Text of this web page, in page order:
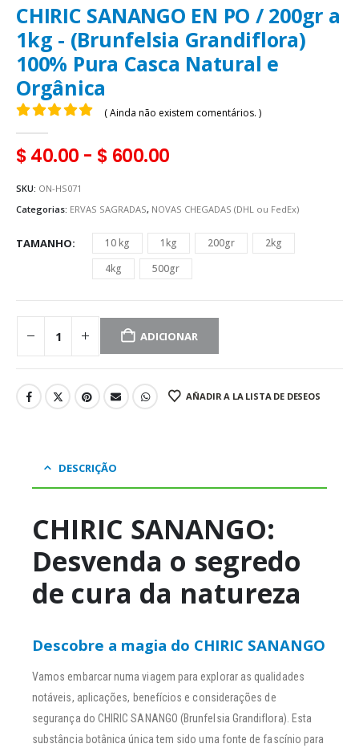
CHIRIC SANANGO EN PO / 200gr a
1kg - (Brunfelsia Grandiflora)
100% Pura Casca Natural e
Orgânica
( Ainda não existem comentários. )
$40.00 - $ 600.00
SKU: ON-HS071
Categorias: ERVAS SAGRADAS, NOVAS CHEGADAS (DHL ou FedEx)
TAMANHO 10 kg 1kg 200gr
2kg
4kg
500gr
ADICIONAR
AÑADIR A LA LISTA DE DESEOS
DESCRIÇÃO
CHIRIC SANANGO:
Desvenda o segredo
de cura da natureza
Descobre a magia do CHIRIC SANANGO
Vamos embarcar numa viagem para explorar as qualidades
notáveis, aplicações, benefícios e considerações de
segurança do CHIRIC SANANGO (Brunfelsia Grandiflora). Esta
substância botânica única tem sido uma fonte de fascínio para